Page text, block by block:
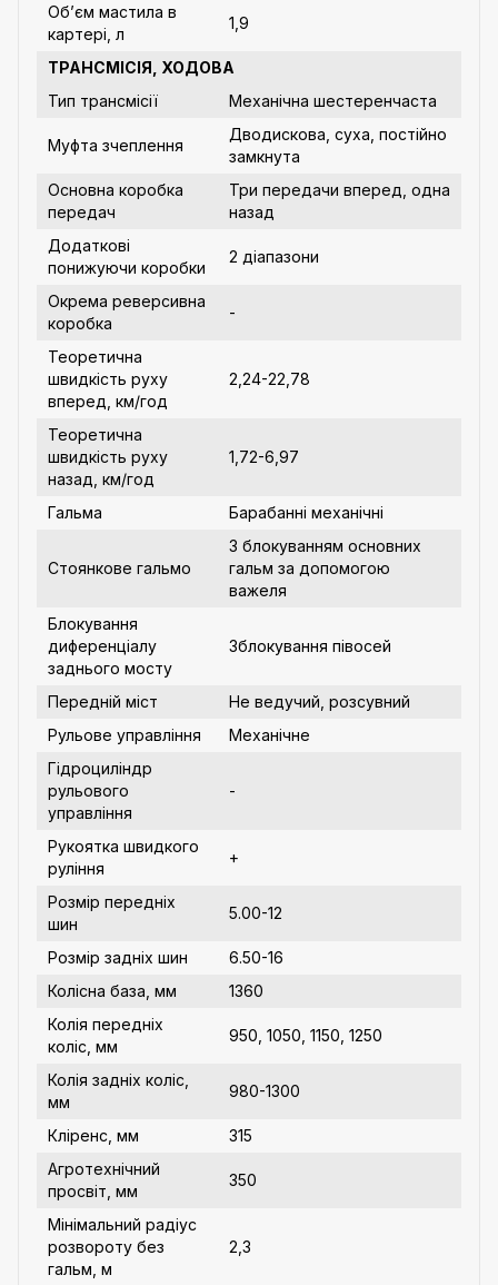
Об’єм мастила в
картері, л
1,9
ТРАНСМІСІЯ, ХОДОВА
Тип трансмісії
Механічна шестеренчаста
Муфта зчеплення
Дводискова, суха, постійно
замкнута
Основна коробка
передач
Три передачи вперед, одна
назад
Додаткові
понижуючи коробки
2 діапазони
Окрема реверсивна
коробка
-
Теоретична
швидкість руху
вперед, км/год
2,24-22,78
Теоретична
швидкість руху
назад, км/год
1,72-6,97
Гальма Барабанні механічні
Стоянкове гальмо
З блокуванням основних
гальм за допомогою
важеля
Блокування
диференціалу
заднього мосту
Зблокування півосей
Передній міст
Не ведучий, розсувний
Рульове управління
Механічне
Гідроциліндр
рульового
управління
-
Рукоятка швидкого
руління
+
Розмір передніх
шин
5.00-12
Розмір задніх шин
6.50-16
Колісна база, мм
1360
Колія передніх
коліс, мм
950, 1050, 1150, 1250
Колія задніх коліс,
мм
980-1300
Кліренс, мм
315
Агротехнічний
просвіт, мм
350
Мінімальний радіус
розвороту без
гальм, м
2,3